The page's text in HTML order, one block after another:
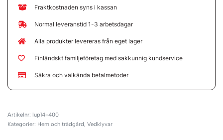
Fraktkostnaden syns i kassan
Normal leveranstid 1-3 arbetsdagar
Alla produkter levereras från eget lager
Finländskt familjeföretag med sakkunnig kundservice
Säkra och välkända betalmetoder
lup14-400
Kategorier: Hem och trädgård, Vedklyvar